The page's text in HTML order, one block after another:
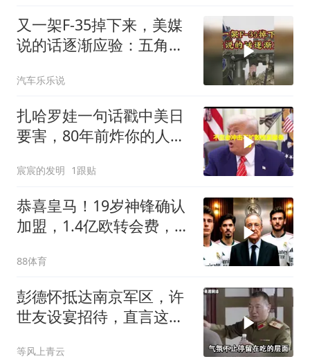
又一架F-35掉下来，美媒
说的话逐渐应验：五角大
汽车乐乐说
扎哈罗娃一句话戳中美日
要害，80年前炸你的人，
宸宸的发明 1跟贴
恭喜皇马！19岁神锋确认
加盟，1.4亿欧转会费，维
88体育
彭德怀抵达南京军区，许
世友设宴招待，直言这是
等风上青云